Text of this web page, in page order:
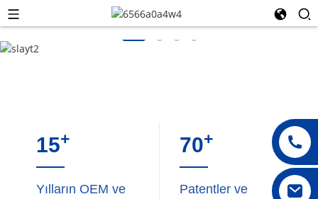
15+
Yılların OEM ve
70+
Patentler ve